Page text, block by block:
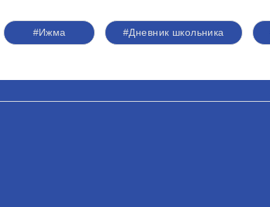
#Ижма #Дневник школьника